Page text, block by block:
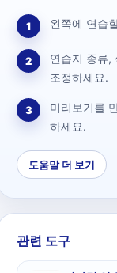
1 왼쪽에 연습
2
연습지 종류,
조정하세요.
3
미리보기를
하세요.
도움말 더 보기
관련 도구